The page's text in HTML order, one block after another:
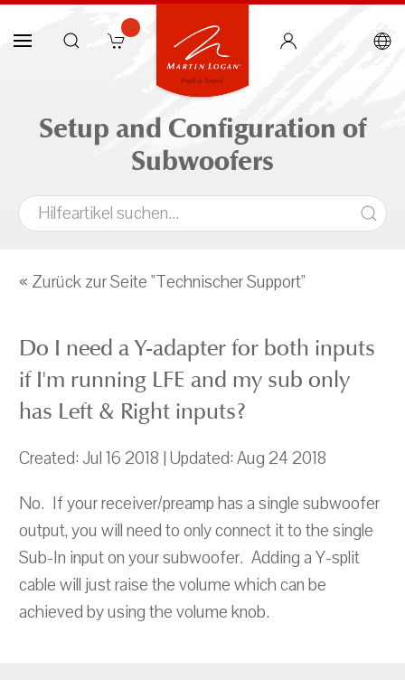
Setup and Configuration of
Subwoofers
« Zurück zur Seite "Technischer Support"
Do I need a Y-adapter for both inputs
if I'm running LFE and my sub only
has Left & Right inputs?
Created: Jul 16 2018 | Updated: Aug 24 2018
No. If your receiver/preamp has a single subwoofer
output, you will need to only connect it to the single
Sub-In input on your subwoofer. Adding a Y-split
cable will just raise the volume which can be
achieved by using the volume knob.